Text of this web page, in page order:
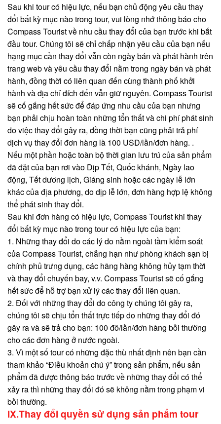
Sau khi tour có hiệu lực, nếu bạn chủ động yêu cầu thay
đổi bất kỳ mục nào trong tour, vui lòng nhớ thông báo cho
Compass Tourist về nhu cầu thay đổi của bạn trước khi bắt
đầu tour. Chúng tôi sẽ chỉ chấp nhận yêu cầu của bạn nếu
hạng mục cần thay đổi vẫn còn ngày bán và phát hành trên
trang web và yêu cầu thay đổi nằm trong ngày bán và phát
hành, đồng thời có liên quan đến cùng thành phố khởi
hành và địa chỉ đích đến vẫn giữ nguyên. Compass Tourist
sẽ cố gắng hết sức để đáp ứng nhu cầu của bạn nhưng
bạn phải chịu hoàn toàn những tổn thất và chi phí phát sinh
do việc thay đổi gây ra, đồng thời bạn cũng phải trả phí
dịch vụ thay đổi đơn hàng là 100 USD/lần/đơn hàng. .
Nếu một phần hoặc toàn bộ thời gian lưu trú của sản phẩm
đã đặt của bạn rơi vào Dịp Tết, Quốc khánh, Ngày lao
động, Tết dương lịch, Giáng sinh hoặc các ngày lễ lớn
khác của địa phương, do dịp lễ lớn, đơn hàng hợp lệ không
thể phát sinh thay đổi.
Sau khi đơn hàng có hiệu lực, Compass Tourist khi thay
đổi bất kỳ mục nào trong tour có hiệu lực của bạn:
1. Những thay đổi do các lý do nằm ngoài tầm kiểm soát
của Compass Tourist, chẳng hạn như phòng khách sạn bị
chính phủ trưng dụng, các hãng hàng không hủy tạm thời
và thay đổi chuyến bay, v.v. Compass Tourist sẽ cố gắng
hết sức để hỗ trợ bạn xử lý các thay đổi liên quan.
2. Đối với những thay đổi do công ty chúng tôi gây ra,
chúng tôi sẽ chịu tổn thất trực tiếp do những thay đổi đó
gây ra và sẽ trả cho bạn: 100 đô/lần/đơn hàng bồi thường
cho các đơn hàng ở nước ngoài.
3. Vì một số tour có những đặc thù nhất định nên bạn cần
tham khảo “Điều khoản chú ý” trong sản phẩm, nếu sản
phẩm đã được thông báo trước về những thay đổi có thể
xảy ra thì những thay đổi đó sẽ không nằm trong phạm vi
bồi thường.
IX.Thay đổi quyền sử dụng sản phẩm tour